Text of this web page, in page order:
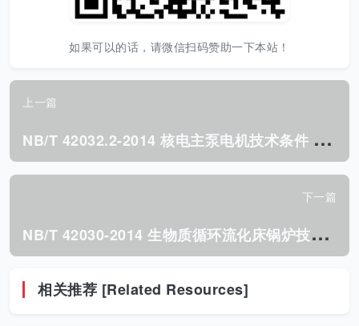
如果可以的话，请微信扫码赞助一下本站！
上一篇
N
B/T 42032.2-2014 核电主泵电机技术条件 第2部分:屏蔽泵异步电机.pdf
下一篇
N
B/T 42030-2014 生物质循环流化床锅炉技术条件.pdf
相关推荐 [Related Resources]